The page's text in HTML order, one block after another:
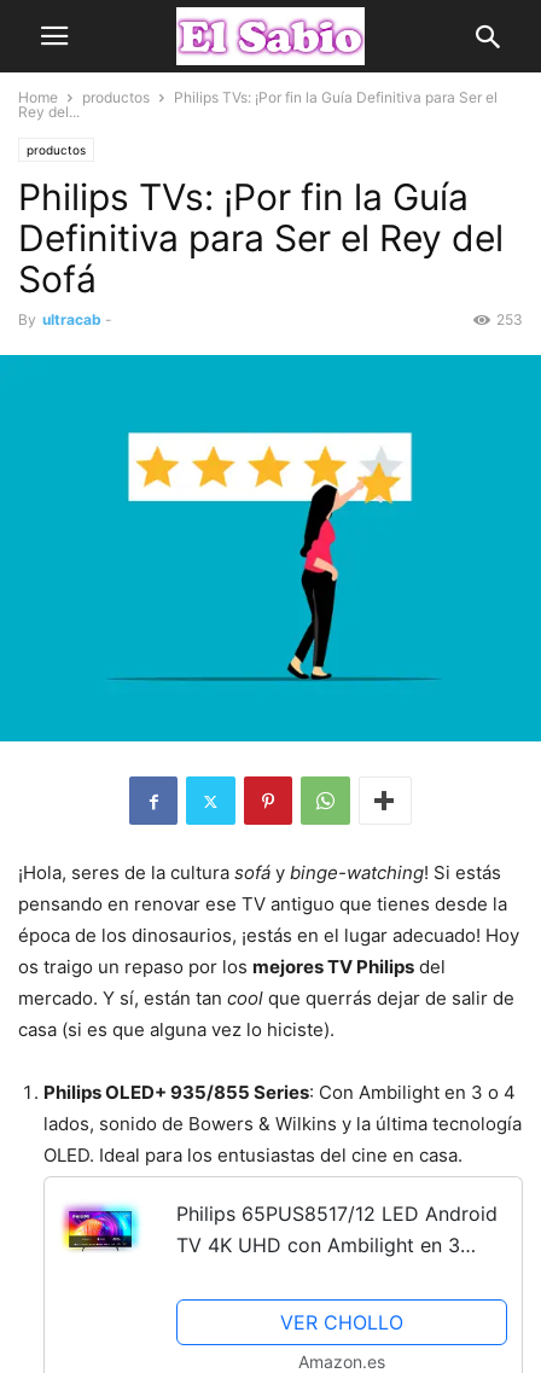
Home productos
Philips TVs: ¡Por fin la Guía Definitiva para Ser el
Rey del...
productos
Philips TVs: ¡Por fin la Guía
Definitiva para Ser el Rey del
Sofá
By ultracab - 253
¡Hola, seres de la cultura sofá y binge-watching! Si estás
pensando en renovar ese TV antiguo que tienes desde la
época de los dinosaurios, ¡estás en el lugar adecuado! Hoy
os traigo un repaso por los mejores TV Philips del
mercado. Y sí, están tan cool que querrás dejar de salir de
casa (si es que alguna vez lo hiciste).
Philips OLED+ 935/855 Series: Con Ambilight en 3 o 4
lados, sonido de Bowers & Wilkins y la última tecnología
OLED. Ideal para los entusiastas del cine en casa.
Philips 65PUS8517/12 LED Android
TV 4K UHD con Ambilight en 3
compatibles, P5 Picture Engine,
Compatible con Google...
VER CHOLLO
Amazon.es